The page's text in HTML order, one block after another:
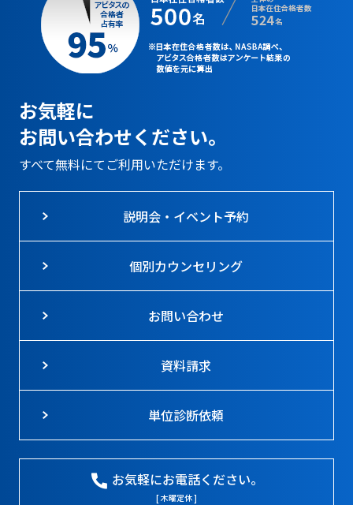
お気軽に
お問い合わせください。
すべて無料にてご利用いただけます。
説明会・イベント予約
個別カウンセリング
お問い合わせ
資料請求
単位診断依頼
お気軽にお電話ください。
[ 木曜定休 ]